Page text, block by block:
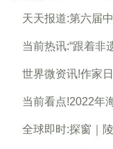
天天报道:第六届
当前热讯:“跟着非
世界微资讯!作家
当前看点!2022年
全球即时:探窗｜